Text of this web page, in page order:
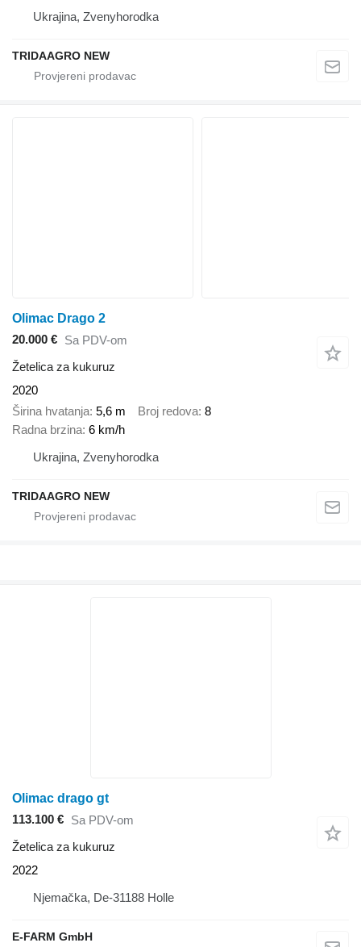
Ukrajina, Zvenyhorodka
TRIDAAGRO NEW
Olimac Drago 2
20.000 € Sa PDV-om
Žetelica za kukuruz
2020
Širina hvatanja 5,6 m Broj redova 8
Radna brzina 6 km/h
Ukrajina, Zvenyhorodka
TRIDAAGRO NEW
Olimac drago gt
113.100 € Sa PDV-om
Žetelica za kukuruz
2022
Njemačka, De-31188 Holle
E-FARM GmbH